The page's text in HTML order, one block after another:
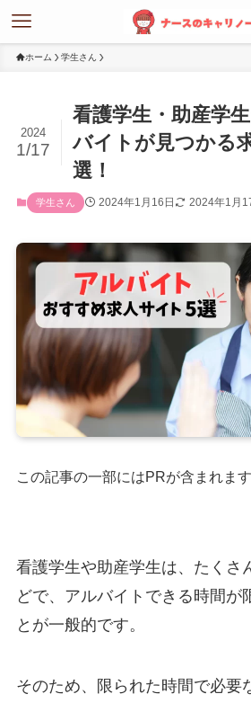
ホーム 学生さん
看護学生・助産学
バイトが見つかる
選！
2024
1/17
学生さん 2024年1月16日 2024年1月
この記事の一部にはPRが含まれます
看護学生や助産学生は、たくさ
どで、アルバイトできる時間が
とが一般的です。
そのため、限られた時間で必要